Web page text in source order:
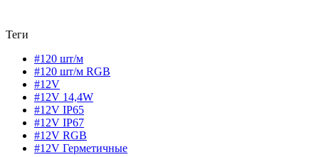
Теги
#120 шт/м
#120 шт/м RGB
#12V
#12V 14,4W
#12V IP65
#12V IP67
#12V RGB
#12V Герметичные